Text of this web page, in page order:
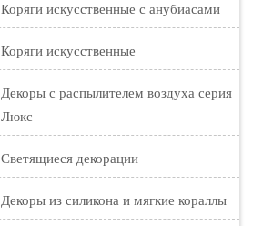
Коряги искусственные с анубиасами
Коряги искусственные
Декоры с распылителем воздуха серия
Люкс
Светящиеся декорации
Декоры из силикона и мягкие кораллы